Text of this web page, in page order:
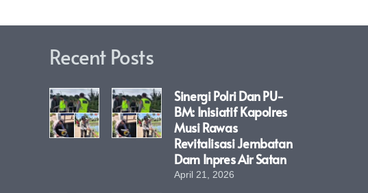
Recent Posts
Sinergi Polri Dan PU-
BM: Inisiatif Kapolres
Musi Rawas
Revitalisasi Jembatan
Dam Inpres Air Satan
April 21, 2026